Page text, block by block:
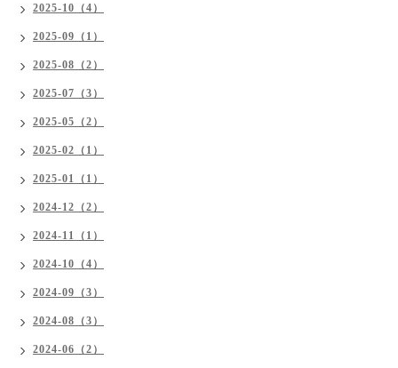
2025-10（4）
2025-09（1）
2025-08（2）
2025-07（3）
2025-05（2）
2025-02（1）
2025-01（1）
2024-12（2）
2024-11（1）
2024-10（4）
2024-09（3）
2024-08（3）
2024-06（2）